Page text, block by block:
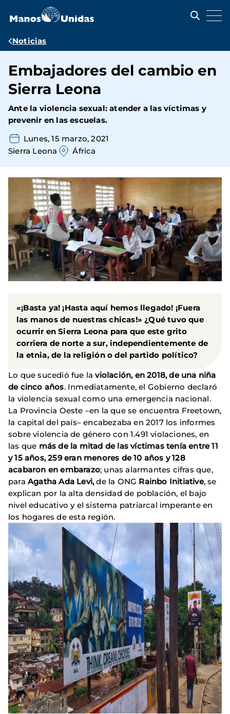
contenido
Ruta
navegación
Noticias
Embajadores del cambio en
Sierra Leona
Ante la violencia sexual: atender a las víctimas y
prevenir en las escuelas.
Lunes, 15 marzo, 2021
Sierra Leona
África
«¡Basta ya! ¡Hasta aquí hemos llegado! ¡Fuera
las manos de nuestras chicas!» ¿Qué tuvo que
ocurrir en Sierra Leona para que este grito
corriera de norte a sur, independientemente de
la etnia, de la religión o del partido político?
Lo que sucedió fue laviolación, en 2018, de una niña
de cinco años. Inmediatamente, el Gobierno declaró
la violencia sexual como una emergencia nacional.
La Provincia Oeste –en la que se encuentra Freetown,
la capital del país– encabezaba en 2017 los informes
sobre violencia de género con 1.491 violaciones, en
las que más de la mitad de las víctimas tenía entre 11
y 15 años, 259 eran menores de 10 años y 128
acabaron en embarazo; unas alarmantes cifras que,
para Agatha Ada Levi,de la ONG Rainbo Initiative, se
explican por la alta densidad de población, el bajo
nivel educativo y el sistema patriarcal imperante en
los hogares de esta región.